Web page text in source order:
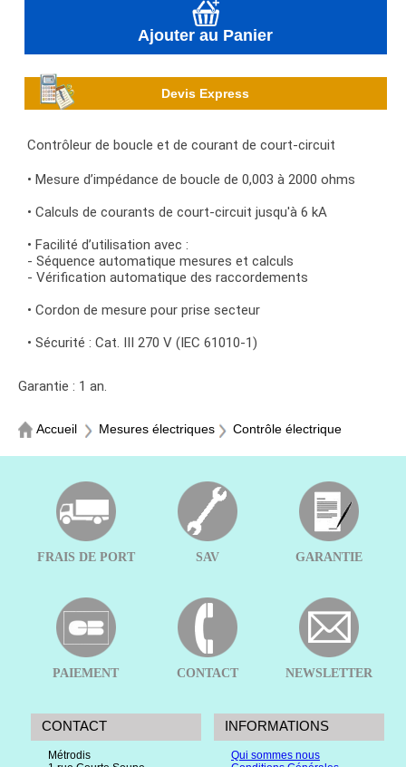
Ajouter au Panier
Devis Express
Contrôleur de boucle et de courant de court-circuit
• Mesure d’impédance de boucle de 0,003 à 2000 ohms
• Calculs de courants de court-circuit jusqu'à 6 kA
• Facilité d’utilisation avec :
- Séquence automatique mesures et calculs
- Vérification automatique des raccordements
• Cordon de mesure pour prise secteur
• Sécurité : Cat. III 270 V (IEC 61010-1)
Garantie : 1 an.
Accueil Mesures électriques Contrôle électrique
FRAIS DE PORT SAV GARANTIE
PAIEMENT CONTACT NEWSLETTER
CONTACT
Métrodis
INFORMATIONS
Qui sommes nous